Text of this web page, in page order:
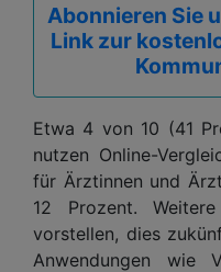
Abonnieren Sie
Link zur
Etwa 4 von 10 (41
nutzen Online-
für Ärztinnen und
12 Prozent.
vorstellen, dies
Anwendungen wie